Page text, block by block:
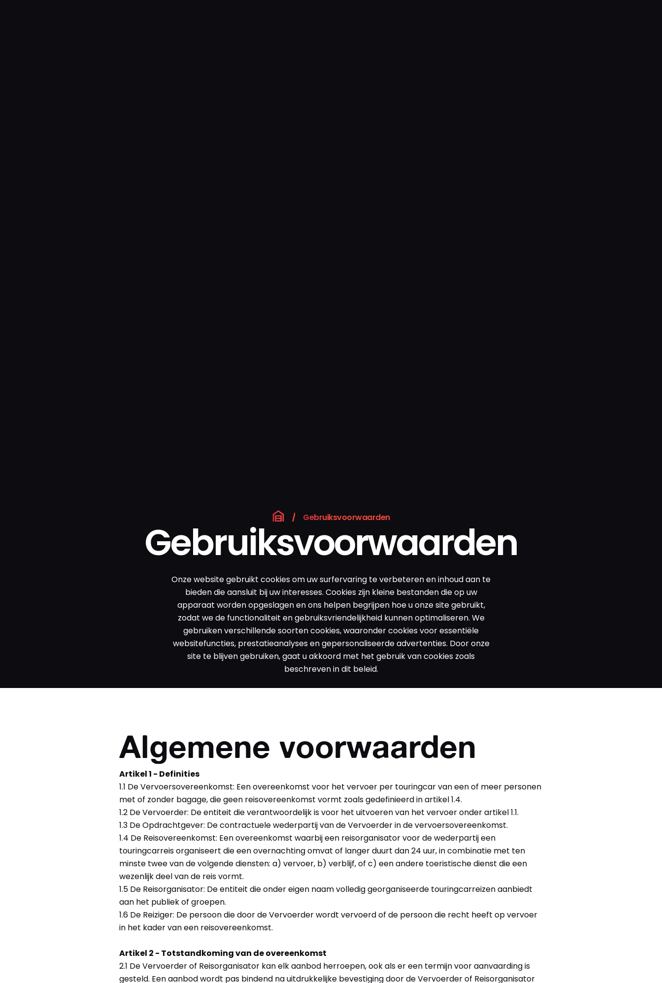
/ Gebruiksvoorwaarden
Gebruiksvoorwaarden
Onze website gebruikt cookies om uw surfervaring te verbeteren en inhoud aan te
bieden die aansluit bij uw interesses. Cookies zijn kleine bestanden die op uw
apparaat worden opgeslagen en ons helpen begrijpen hoe u onze site gebruikt,
zodat we de functionaliteit en gebruiksvriendelijkheid kunnen optimaliseren. We
gebruiken verschillende soorten cookies, waaronder cookies voor essentiële
websitefuncties, prestatieanalyses en gepersonaliseerde advertenties. Door onze
site te blijven gebruiken, gaat u akkoord met het gebruik van cookies zoals
beschreven in dit beleid.
Algemene voorwaarden
Artikel 1 - Definities
1.1 De Vervoersovereenkomst: Een overeenkomst voor het vervoer per touringcar van een of meer personen
met of zonder bagage, die geen reisovereenkomst vormt zoals gedefinieerd in artikel 1.4.
1.2 De Vervoerder: De entiteit die verantwoordelijk is voor het uitvoeren van het vervoer onder artikel 1.1.
1.3 De Opdrachtgever: De contractuele wederpartij van de Vervoerder in de vervoersovereenkomst.
1.4 De Reisovereenkomst: Een overeenkomst waarbij een reisorganisator voor de wederpartij een
touringcarreis organiseert die een overnachting omvat of langer duurt dan 24 uur, in combinatie met ten
minste twee van de volgende diensten: a) vervoer, b) verblijf, of c) een andere toeristische dienst die een
wezenlijk deel van de reis vormt.
1.5 De Reisorganisator: De entiteit die onder eigen naam volledig georganiseerde touringcarreizen aanbiedt
aan het publiek of groepen.
1.6 De Reiziger: De persoon die door de Vervoerder wordt vervoerd of de persoon die recht heeft op vervoer
in het kader van een reisovereenkomst.
Artikel 2 - Totstandkoming van de overeenkomst
2.1 De Vervoerder of Reisorganisator kan elk aanbod herroepen, ook als er een termijn voor aanvaarding is
gesteld. Een aanbod wordt pas bindend na uitdrukkelijke bevestiging door de Vervoerder of Reisorganisator